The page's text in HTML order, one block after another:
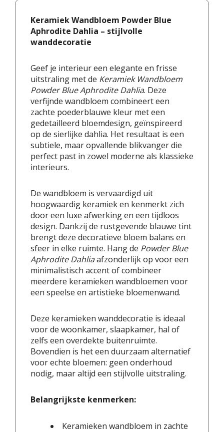
Keramiek Wandbloem Powder Blue
Aphrodite Dahlia – stijlvolle
wanddecoratie
Geef je interieur een elegante en frisse
uitstraling met de Keramiek Wandbloem
Powder Blue Aphrodite Dahlia. Deze
verfijnde wandbloem combineert een
zachte poederblauwe kleur met een
gedetailleerd bloemdesign, geïnspireerd
op de sierlijke dahlia. Het resultaat is een
subtiele, maar opvallende blikvanger die
perfect past in zowel moderne als klassieke
interieurs.
De wandbloem is vervaardigd uit
hoogwaardig keramiek en kenmerkt zich
door een luxe afwerking en een tijdloos
design. Dankzij de rustgevende blauwe tint
brengt deze decoratieve bloem balans en
sfeer in elke ruimte. Hang de Powder Blue
Aphrodite Dahliaafzonderlijk op voor een
minimalistisch accent of combineer
meerdere keramieken wandbloemen voor
een speelse en artistieke bloemenwand.
Deze keramieken wanddecoratie is ideaal
voor de woonkamer, slaapkamer, hal of
zelfs een overdekte buitenruimte.
Bovendien is het een duurzaam alternatief
voor echte bloemen: geen onderhoud
nodig, maar altijd een stijlvolle uitstraling.
Belangrijkste kenmerken:
Keramieken wandbloem in zachte